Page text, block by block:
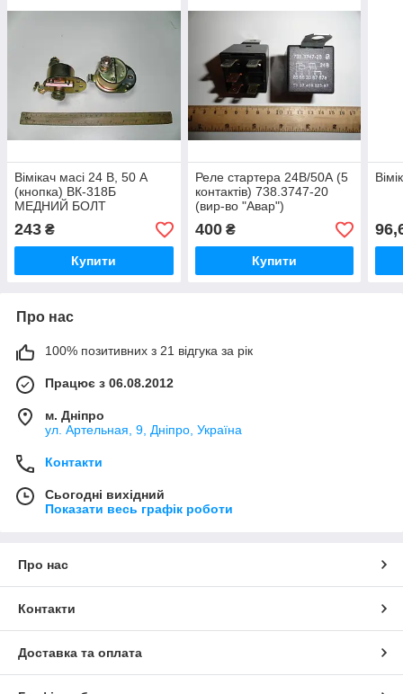
Вімікач масі 24 В, 50 А
(кнопка) ВК-318Б
МЕДНИЙ БОЛТ
243 ₴
Купити
Реле стартера 24В/50А (5
контактів) 738.3747-20
(вир-во "Авар")
400₴
Купити
Про нас
100% позитивних з 21 відгука за рік
Працює з 06.08.2012
м. Дніпро
ул. Артельная, 9, Дніпро, Україна
Контакти
Сьогодні вихідний
Показати весь графік роботи
Про нас
Контакти
Доставка та оплата